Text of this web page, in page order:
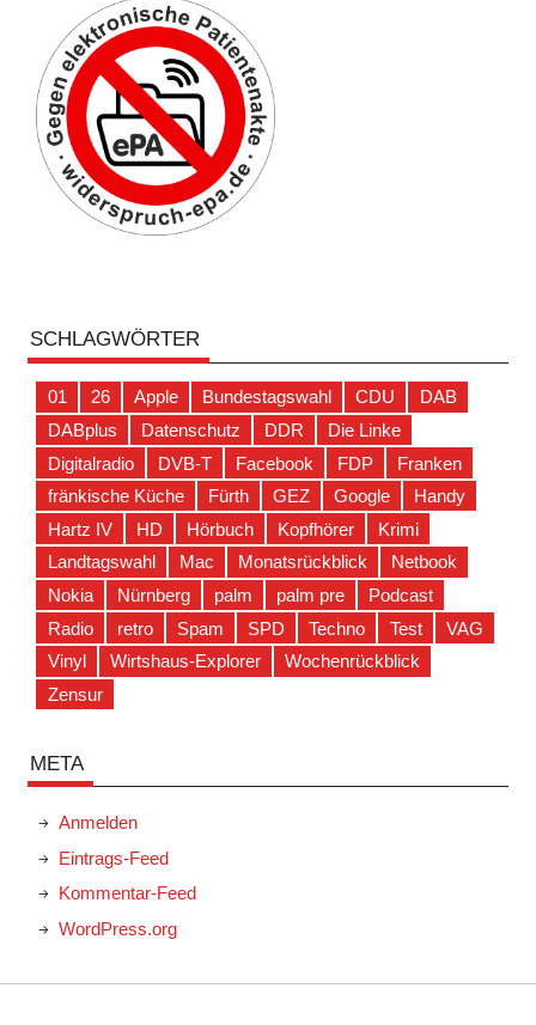
SCHLAGWÖRTER
01 26 Apple Bundestagswahl CDU
DAB
DABplus
Datenschutz DDR
Die Linke
Digitalradio
DVB-T Facebook FDP
Franken
fränkische Küche
Fürth GEZ Google
Handy
Hartz IV
HD Hörbuch Kopfhörer
Krimi
Landtagswahl
Mac Monatsrückblick
Netbook
Nokia
Nürnberg palm palm pre
Podcast
Radio
retro Spam SPD Techno Test
VAG
Vinyl
Wirtshaus-Explorer
Wochenrückblick
Zensur
META
Anmelden
Eintrags-Feed
Kommentar-Feed
WordPress.org